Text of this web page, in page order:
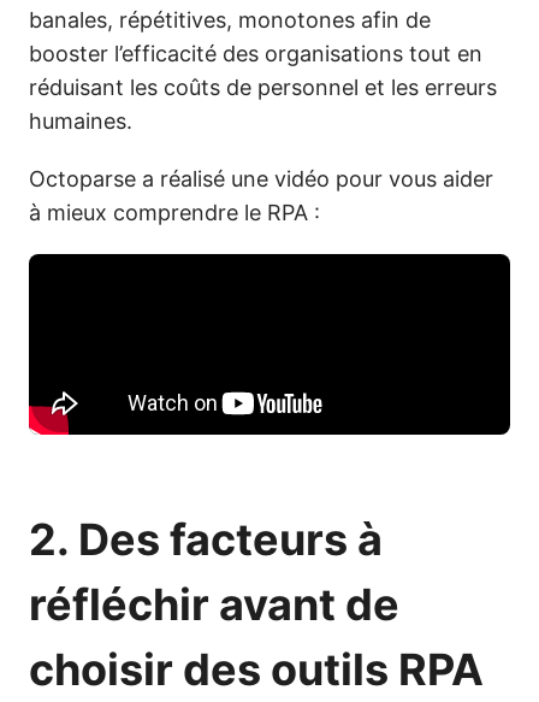
banales, répétitives, monotones afin de
booster l’efficacité des organisations tout en
réduisant les coûts de personnel et les erreurs
humaines.
Octoparse a réalisé une vidéo pour vous aider
à mieux comprendre le RPA :
2. Des facteurs à
réfléchir avant de
choisir des outils RPA